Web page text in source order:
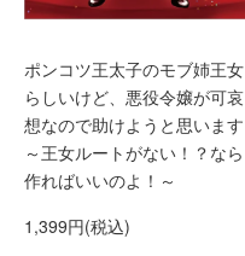
ポンコツ王太子のモブ姉王女
らしいけど、悪役令嬢が可哀
想なので助けようと思います
～王女ルートがない！？なら
作ればいいのよ！～
1,399円(税込)